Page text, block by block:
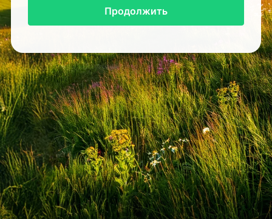
Продолжить